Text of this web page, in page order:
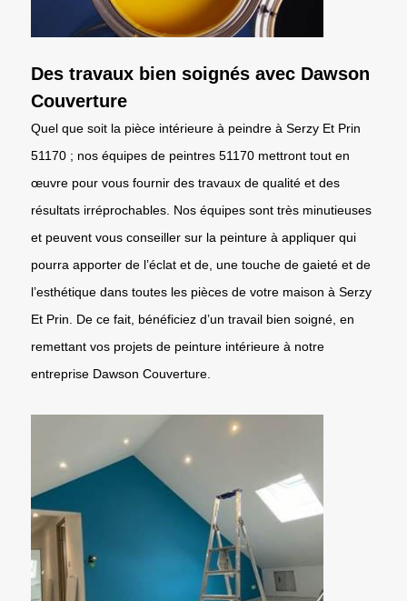
Des travaux bien soignés avec Dawson
Couverture
Quel que soit la pièce intérieure à peindre à Serzy Et Prin
51170 ; nos équipes de peintres 51170 mettront tout en
œuvre pour vous fournir des travaux de qualité et des
résultats irréprochables. Nos équipes sont très minutieuses
et peuvent vous conseiller sur la peinture à appliquer qui
pourra apporter de l’éclat et de, une touche de gaieté et de
l’esthétique dans toutes les pièces de votre maison à Serzy
Et Prin. De ce fait, bénéficiez d’un travail bien soigné, en
remettant vos projets de peinture intérieure à notre
entreprise Dawson Couverture.